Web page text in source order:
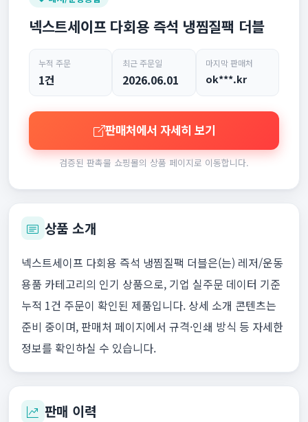
넥스트세이프 다회용 즉석 냉찜질팩 더블
누적 주문
1건
최근 주문일
2026.06.01
마지막 판매처
ok***.kr
판매처에서 자세히 보기
검증된 판촉물 쇼핑몰의 상품 페이지로 이동합니다.
상품 소개
넥스트세이프 다회용 즉석 냉찜질팩 더블은(는) 레저/운동
용품 카테고리의 인기 상품으로, 기업 실주문 데이터 기준
누적 1건 주문이 확인된 제품입니다. 상세 소개 콘텐츠는
준비 중이며, 판매처 페이지에서 규격·인쇄 방식 등 자세한
정보를 확인하실 수 있습니다.
판매 이력